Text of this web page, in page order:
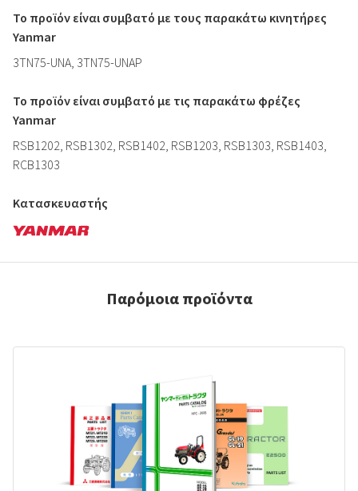
Το προϊόν είναι συμβατό με τους παρακάτω κινητήρες
Yanmar
3TN75-UNA, 3TN75-UNAP
Το προϊόν είναι συμβατό με τις παρακάτω φρέζες
Yanmar
RSB1202, RSB1302, RSB1402, RSB1203, RSB1303, RSB1403,
RCB1303
Κατασκευαστής
Παρόμοια προϊόντα